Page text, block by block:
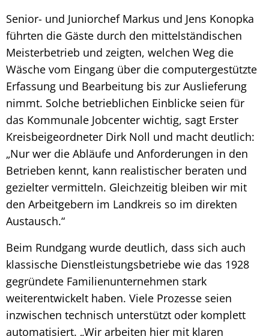
Senior- und Juniorchef Markus und Jens Konopka
führten die Gäste durch den mittelständischen
Meisterbetrieb und zeigten, welchen Weg die
Wäsche vom Eingang über die computergestützte
Erfassung und Bearbeitung bis zur Auslieferung
nimmt. Solche betrieblichen Einblicke seien für
das Kommunale Jobcenter wichtig, sagt Erster
Kreisbeigeordneter Dirk Noll und macht deutlich:
„Nur wer die Abläufe und Anforderungen in den
Betrieben kennt, kann realistischer beraten und
gezielter vermitteln. Gleichzeitig bleiben wir mit
den Arbeitgebern im Landkreis so im direkten
Austausch.“
Beim Rundgang wurde deutlich, dass sich auch
klassische Dienstleistungsbetriebe wie das 1928
gegründete Familienunternehmen stark
weiterentwickelt haben. Viele Prozesse seien
inzwischen technisch unterstützt oder komplett
automatisiert. „Wir arbeiten hier mit klaren